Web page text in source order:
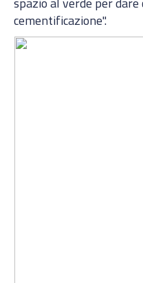
cementificazione".